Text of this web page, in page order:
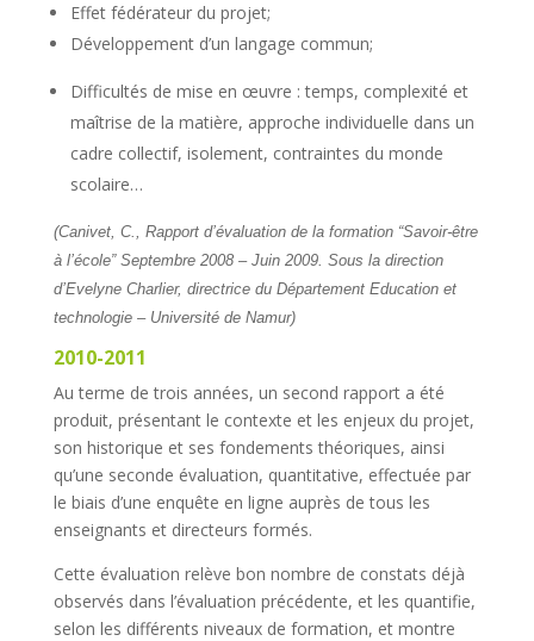
Effet fédérateur du projet;
Développement d’un langage commun;
Difficultés de mise en œuvre : temps, complexité et
maîtrise de la matière, approche individuelle dans un
cadre collectif, isolement, contraintes du monde
scolaire…
(Canivet, C., Rapport d’évaluation de la formation “Savoir-être
à l’école” Septembre 2008 – Juin 2009. Sous la direction
d’Evelyne Charlier, directrice du Département Education et
technologie – Université de Namur)
2010-2011
Au terme de trois années, un second rapport a été
produit, présentant le contexte et les enjeux du projet,
son historique et ses fondements théoriques, ainsi
qu’une seconde évaluation, quantitative, effectuée par
le biais d’une enquête en ligne auprès de tous les
enseignants et directeurs formés.
Cette évaluation relève bon nombre de constats déjà
observés dans l’évaluation précédente, et les quantifie,
selon les différents niveaux de formation, et montre